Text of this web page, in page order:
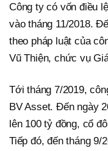
Công ty có vốn điều
vào tháng 11/2018.
theo pháp luật của
Vũ Thiện, chức vụ
Tới tháng 7/2019,
BV Asset. Đến ngày
lên 100 tỷ đồng, cổ
Tiếp đó, đến tháng 9/